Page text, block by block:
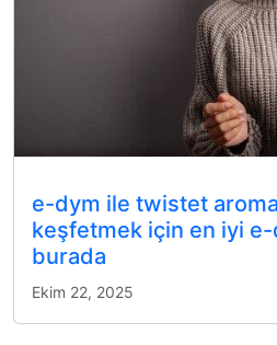
e-dym ile twistet aroma
keşfetmek için en iyi
burada
Ekim 22, 2025